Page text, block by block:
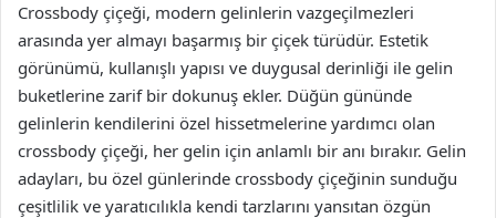
Crossbody çiçeği, modern gelinlerin vazgeçilmezleri
arasında yer almayı başarmış bir çiçek türüdür. Estetik
görünümü, kullanışlı yapısı ve duygusal derinliği ile gelin
buketlerine zarif bir dokunuş ekler. Düğün gününde
gelinlerin kendilerini özel hissetmelerine yardımcı olan
crossbody çiçeği, her gelin için anlamlı bir anı bırakır. Gelin
adayları, bu özel günlerinde crossbody çiçeğinin sunduğu
çeşitlilik ve yaratıcılıkla kendi tarzlarını yansıtan özgün